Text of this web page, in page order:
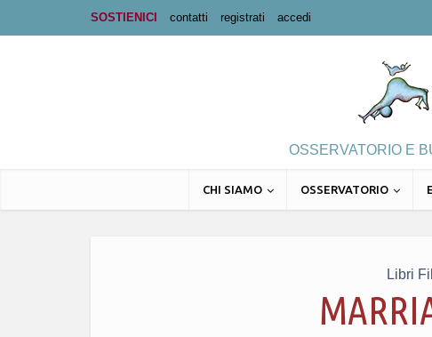
SOSTIENICI contatti registrati accedi
OSSERVATORIO E
CHI SIAMO OSSERVATORIO
Libri